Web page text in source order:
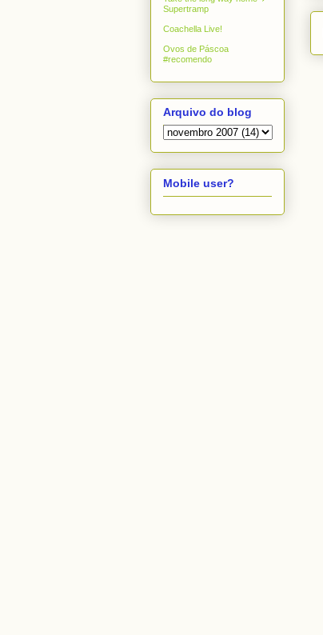
Supertramp
Coachella Live!
Ovos de Páscoa
#recomendo
Arquivo do blog
Mobile user?